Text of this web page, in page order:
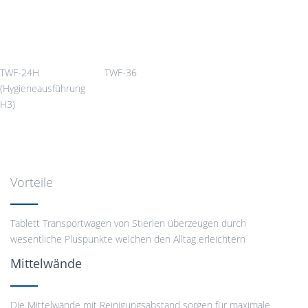
TWF-24H
(Hygieneausführung
H3)
TWF-36
Vorteile
Tablett Transportwagen von Stierlen überzeugen durch
wesentliche Pluspunkte welchen den Alltag erleichtern
Mittelwände
Die Mittelwände mit Reinigungsabstand sorgen für maximale